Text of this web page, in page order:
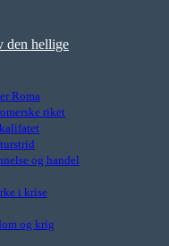
den hellige
Roma
riket
og handel
i krise
og krig